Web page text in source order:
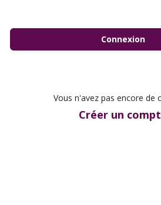
Connexion
Vous n'avez pas encore de
Créer un